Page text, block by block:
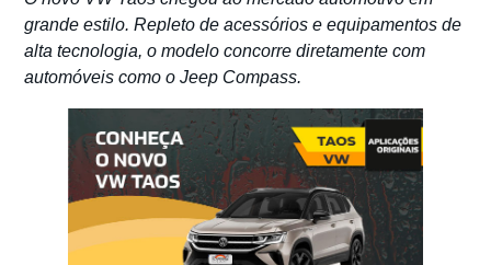
grande estilo. Repleto de acessórios e equipamentos de
alta tecnologia, o modelo concorre diretamente com
automóveis como o Jeep Compass.